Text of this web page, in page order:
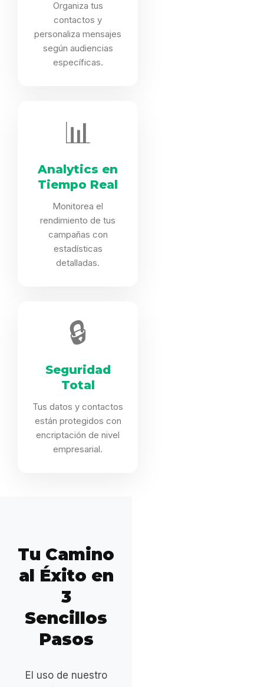
Organiza tus
contactos y
personaliza mensajes
según audiencias
específicas.
📊
Analytics en
Tiempo Real
Monitorea el
rendimiento de tus
campañas con
estadísticas
detalladas.
🔒
Seguridad
Total
Tus datos y contactos
están protegidos con
encriptación de nivel
empresarial.
Tu Camino
al Éxito en
3
Sencillos
Pasos
El uso de nuestro